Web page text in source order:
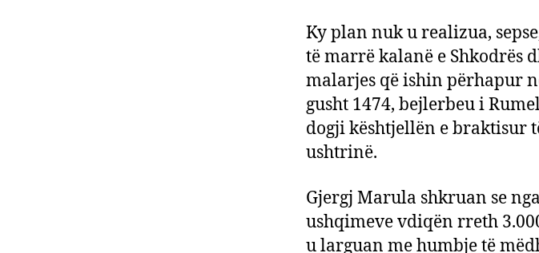
Ky plan nuk u realizua,
të marrë kalanë e Shkodrës
malarjes që ishin përhapur
gusht 1474, bejlerbeu i
dogji kështjellën e braktisur
ushtrinë.
Gjergj Marula shkruan se
ushqimeve vdiqën rreth
u larguan me humbje të